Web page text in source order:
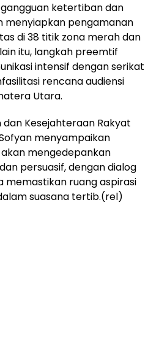
ketertiban dan
menyiapkan pengamanan
di 38 titik zona merah dan
itu, langkah preemtif
intensif dengan serikat
rencana audiensi
Utara.
Kesejahteraan Rakyat
menyampaikan
mengedepankan
persuasif, dengan dialog
memastikan ruang aspirasi
suasana tertib.(rel)